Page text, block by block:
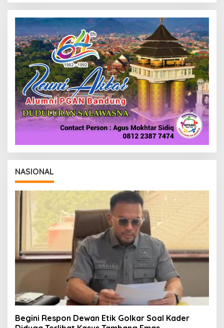
NASIONAL
Begini Respon Dewan Etik Golkar Soal Kader